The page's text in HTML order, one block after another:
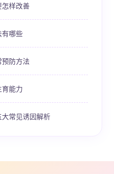
样改善
哪些
防方法
能力
常见诱因解析